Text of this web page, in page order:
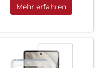
Mehr erfahren